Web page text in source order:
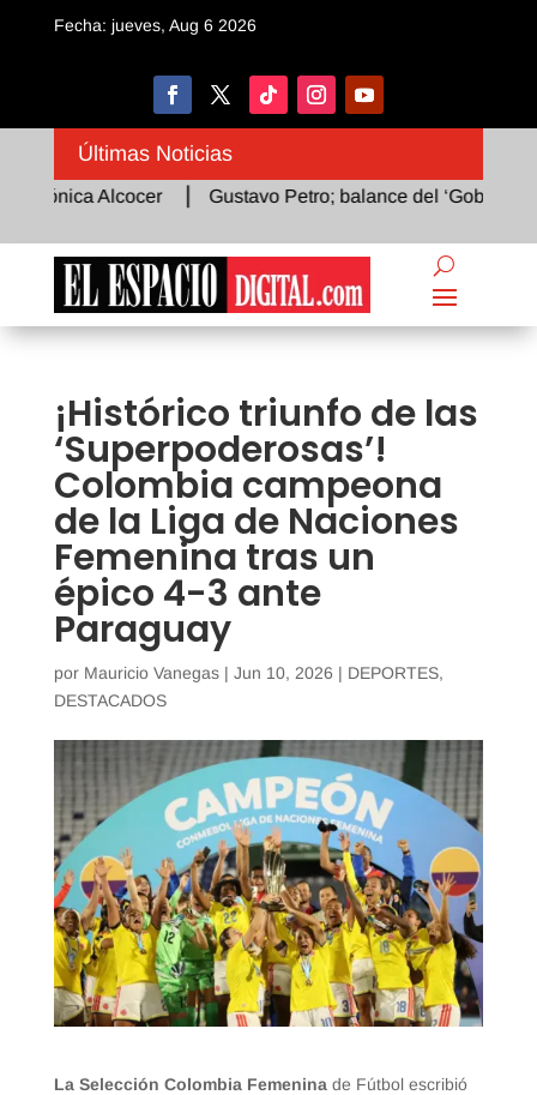
Fecha: jueves, Aug 6 2026
Últimas Noticias
Alcocer Gustavo Petro; balance del ‘Gobierno del
¡Histórico triunfo de las
‘Superpoderosas’!
Colombia campeona
de la Liga de Naciones
Femenina tras un
épico 4-3 ante
Paraguay
por Mauricio Vanegas| Jun 10, 2026 | DEPORTES,
DESTACADOS
La Selección Colombia Femenina de Fútbol escribió